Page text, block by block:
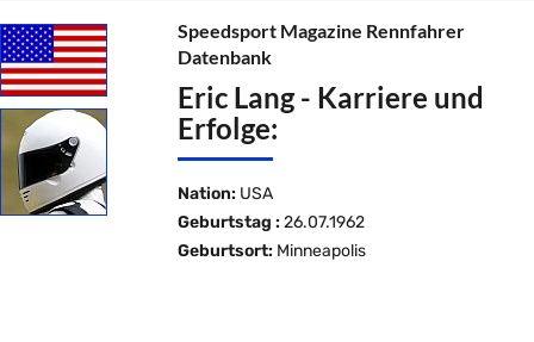
Speedsport Magazine Rennfahrer
Datenbank
Eric Lang - Karriere und
Erfolge:
Nation: USA
Geburtstag : 26.07.1962
Geburtsort: Minneapolis